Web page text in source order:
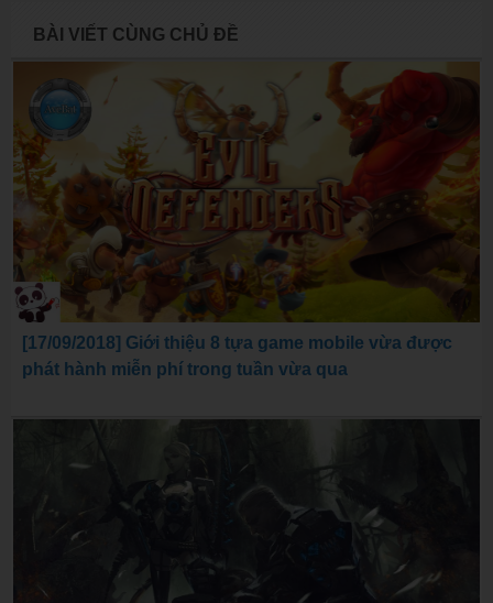
BÀI VIẾT CÙNG CHỦ ĐỀ
[17/09/2018] Giới thiệu 8 tựa game mobile vừa được
phát hành miễn phí trong tuần vừa qua